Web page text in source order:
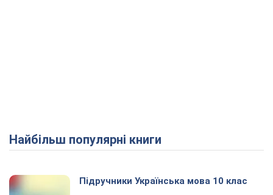
Найбільш популярні книги
Підручники Українська мова 10 клас